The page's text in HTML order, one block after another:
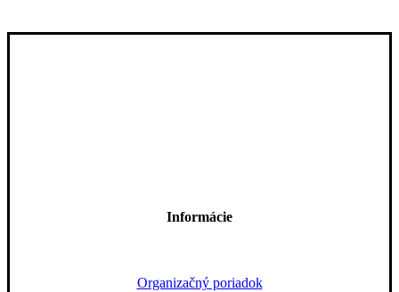
Informácie
Organizačný poriadok